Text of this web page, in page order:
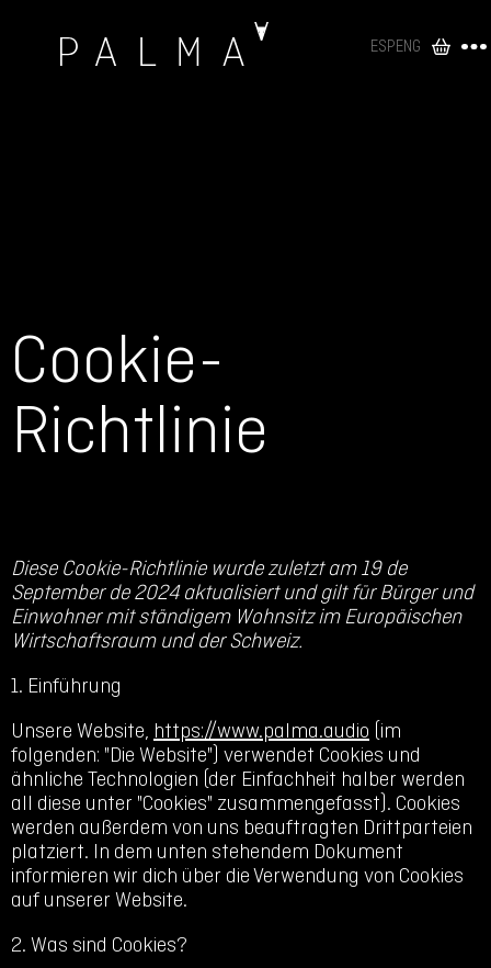
ESPENG
Cookie-
Richtlinie
Diese Cookie-Richtlinie wurde zuletzt am 19 de
September de 2024 aktualisiert und gilt für Bürger und
Einwohner mit ständigem Wohnsitz im Europäischen
Wirtschaftsraum und der Schweiz.
1. Einführung
Unsere Website, https://www.palma.audio (im
folgenden: "Die Website") verwendet Cookies und
ähnliche Technologien (der Einfachheit halber werden
all diese unter "Cookies" zusammengefasst). Cookies
werden außerdem von uns beauftragten Drittparteien
platziert. In dem unten stehendem Dokument
informieren wir dich über die Verwendung von Cookies
auf unserer Website.
2. Was sind Cookies?